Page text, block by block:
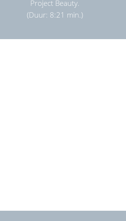
Project Beauty.
(Duur: 8:21 min.)